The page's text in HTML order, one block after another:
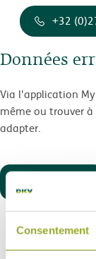
Consentement
+32
Données
Via l'application
même ou trouver à
adapter.